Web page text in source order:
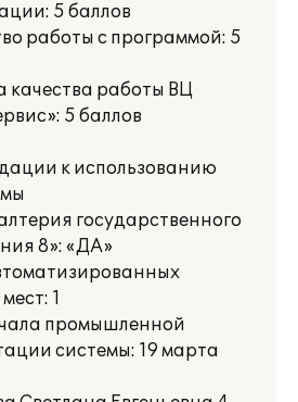
5 баллов
работы с программой: 5
качества работы ВЦ
5 баллов
к использованию
государственного
8»: «ДА»
1
промышленной
системы: 19 марта